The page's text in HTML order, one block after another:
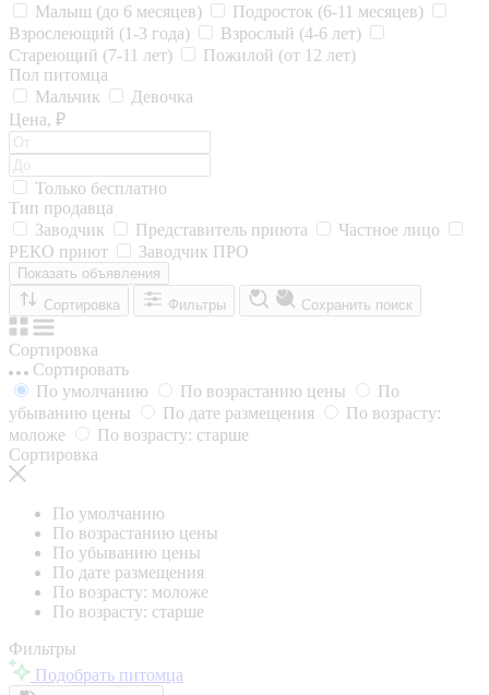
Малыш (до 6 месяцев)
Подросток (6-11 месяцев)
Взрослеющий (1-3 года)
Взрослый (4-6 лет)
Стареющий (7-11 лет)
Пожилой (от 12 лет)
Пол питомца
Мальчик
Девочка
Цена, ₽
Только бесплатно
Тип продавца
Заводчик
Представитель приюта
Частное лицо
РЕКО приют
Заводчик ПРО
Показать объявления
Сортировка
Фильтры Сохранить поиск
Сортировка
Сортировать
По умолчанию
По возрастанию цены
По
убыванию цены
По дате размещения
По возрасту:
моложе
По возрасту: старше
Сортировка
По умолчанию
По возрастанию цены
По убыванию цены
По дате размещения
По возрасту: моложе
По возрасту: старше
Фильтры
Подобрать питомца